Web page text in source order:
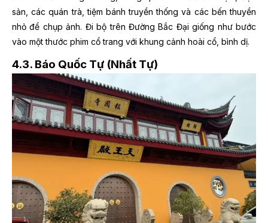
sản, các quán trà, tiệm bánh truyền thống và các bến thuyền
nhỏ để chụp ảnh. Đi bộ trên Đường Bắc Đại giống như bước
vào một thước phim cổ trang với khung cảnh hoài cổ, bình dị.
4.3. Báo Quốc Tự (Nhất Tự)